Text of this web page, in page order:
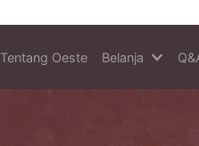
Tentang Oeste Belanja